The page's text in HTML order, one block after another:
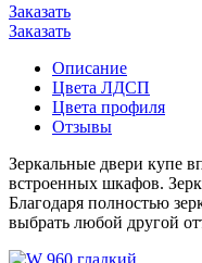
Заказать
Заказать
Описание
Цвета ЛДСП
Цвета профиля
Отзывы
Зеркальные двери купе
встроенных шкафов.
Благодаря полностью
выбрать любой другой